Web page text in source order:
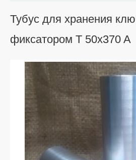
Тубус для хранения
фиксатором Т 50x370 A